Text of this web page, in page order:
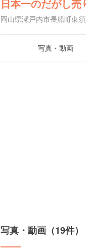
日本一のだがし売
岡山県瀬戸内市長船町東
写真・動画
写真・動画（19件）